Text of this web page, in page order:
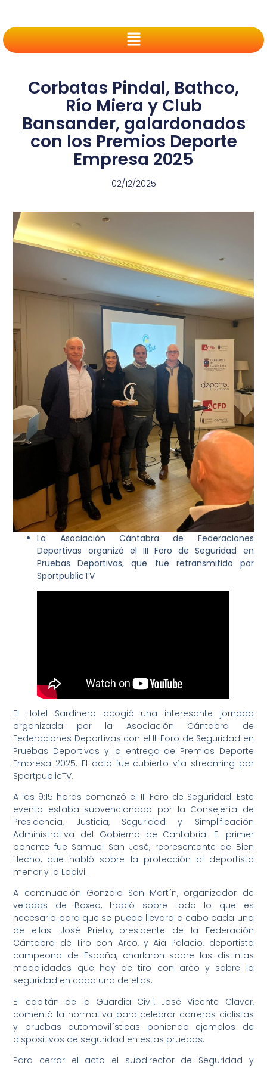
Corbatas Pindal, Bathco,
Río Miera y Club
Bansander, galardonados
con los Premios Deporte
Empresa 2025
02/12/2025
La Asociación Cántabra de Federaciones
Deportivas organizó el III Foro de Seguridad en
Pruebas Deportivas, que fue retransmitido por
SportpublicTV
El Hotel Sardinero acogió una interesante jornada
organizada por la Asociación Cántabra de
Federaciones Deportivas con el III Foro de Seguridad en
Pruebas Deportivas y la entrega de Premios Deporte
Empresa 2025. El acto fue cubierto vía streaming por
SportpublicTV.
A las 9:15 horas comenzó el III Foro de Seguridad. Este
evento estaba subvencionado por la Consejería de
Presidencia, Justicia, Seguridad y Simplificación
Administrativa del Gobierno de Cantabria. El primer
ponente fue Samuel San José, representante de Bien
Hecho, que habló sobre la protección al deportista
menor y la Lopivi.
A continuación Gonzalo San Martín, organizador de
veladas de Boxeo, habló sobre todo lo que es
necesario para que se pueda llevara a cabo cada una
de ellas. José Prieto, presidente de la Federación
Cántabra de Tiro con Arco, y Aia Palacio, deportista
campeona de España, charlaron sobre las distintas
modalidades que hay de tiro con arco y sobre la
seguridad en cada una de ellas.
El capitán de la Guardia Civil, José Vicente Claver,
comentó la normativa para celebrar carreras ciclistas
y pruebas automovilísticas poniendo ejemplos de
dispositivos de seguridad en estas pruebas.
Para cerrar el acto el subdirector de Seguridad y